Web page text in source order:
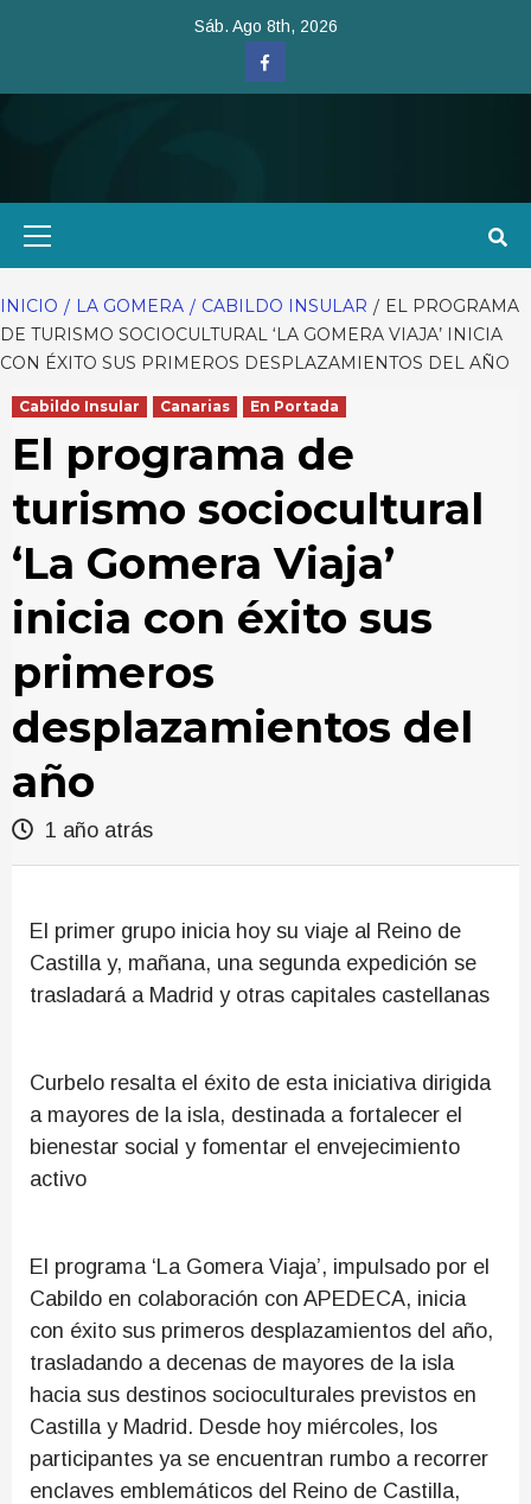
Sáb. Ago 8th, 2026
Facebook
INICIO LA GOMERA CABILDO INSULAR
EL PROGRAMA
DE TURISMO SOCIOCULTURAL ‘LA GOMERA VIAJA’ INICIA
CON ÉXITO SUS PRIMEROS DESPLAZAMIENTOS DEL AÑO
Cabildo Insular Canarias En Portada
El programa de
turismo sociocultural
‘La Gomera Viaja’
inicia con éxito sus
primeros
desplazamientos del
año
1 año atrás
El primer grupo inicia hoy su viaje al Reino de
Castilla y, mañana, una segunda expedición se
trasladará a Madrid y otras capitales castellanas
Curbelo resalta el éxito de esta iniciativa dirigida
a mayores de la isla, destinada a fortalecer el
bienestar social y fomentar el envejecimiento
activo
El programa ‘La Gomera Viaja’, impulsado por el
Cabildo en colaboración con APEDECA, inicia
con éxito sus primeros desplazamientos del año,
trasladando a decenas de mayores de la isla
hacia sus destinos socioculturales previstos en
Castilla y Madrid. Desde hoy miércoles, los
participantes ya se encuentran rumbo a recorrer
enclaves emblemáticos del Reino de Castilla,